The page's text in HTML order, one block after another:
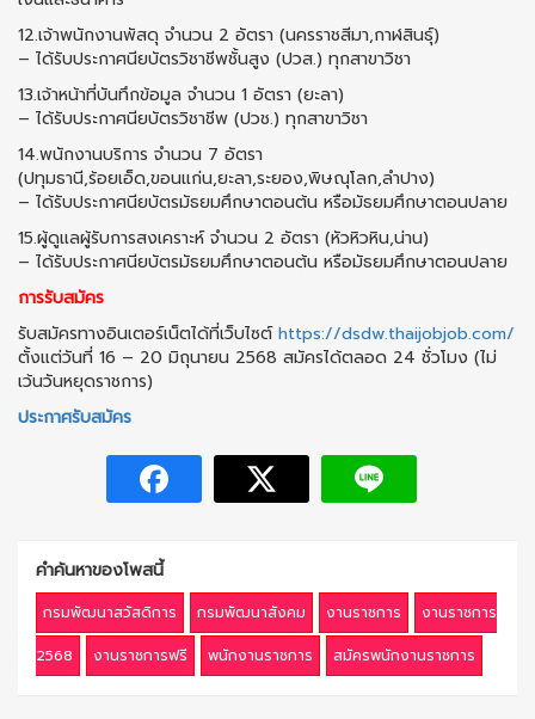
12.เจ้าพนักงานพัสดุ จำนวน 2 อัตรา (นครราชสีมา,กาฬสินธุ์)
– ได้รับประกาศนียบัตรวิชาชีพชั้นสูง (ปวส.) ทุกสาขาวิชา
13.เจ้าหน้าที่บันทึกข้อมูล จำนวน 1 อัตรา (ยะลา)
– ได้รับประกาศนียบัตรวิชาชีพ (ปวช.) ทุกสาขาวิชา
14.พนักงานบริการ จำนวน 7 อัตรา
(ปทุมธานี,ร้อยเอ็ด,ขอนแก่น,ยะลา,ระยอง,พิษณุโลก,ลำปาง)
– ได้รับประกาศนียบัตรมัธยมศึกษาตอนต้น หรือมัธยมศึกษาตอนปลาย
15.ผู้ดูแลผู้รับการสงเคราะห์ จำนวน 2 อัตรา (หัวหิวหิน,น่าน)
– ได้รับประกาศนียบัตรมัธยมศึกษาตอนต้น หรือมัธยมศึกษาตอนปลาย
การรับสมัคร
รับสมัครทางอินเตอร์เน็ตได้ที่เว็บไซต์https://dsdw.thaijobjob.com/
ตั้งแต่วันที่ 16 – 20 มิถุนายน 2568 สมัครได้ตลอด 24 ชั่วโมง (ไม่
เว้นวันหยุดราชการ)
ประกาศรับสมัคร
คำค้นหาของโพสนี้
กรมพัฒนาสวัสดิการ กรมพัฒนาสังคม งานราชการ
งานราชการ
2568
งานราชการฟรี พนักงานราชการ สมัครพนักงานราชการ